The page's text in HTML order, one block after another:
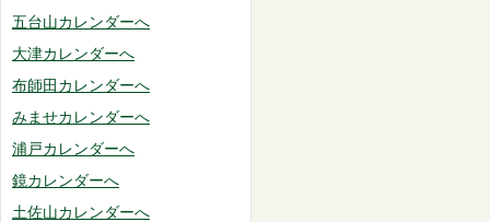
五台山カレンダーへ
大津カレンダーへ
布師田カレンダーへ
みませカレンダーへ
浦戸カレンダーへ
鏡カレンダーへ
土佐山カレンダーへ